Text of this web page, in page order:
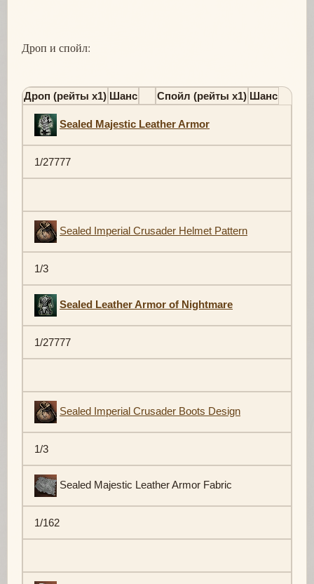
Дроп и спойл:
Дроп (рейты х1) Шанс Спойл (рейты х1) Шанс
Sealed Majestic Leather Armor
1/27777
Sealed Imperial Crusader Helmet Pattern
1/3
Sealed Leather Armor of Nightmare
1/27777
Sealed Imperial Crusader Boots Design
1/3
Sealed Majestic Leather Armor Fabric
1/162